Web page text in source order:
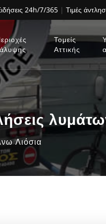
24h/7/365 | Τιμές
Τομείς
Αττικής
Λιόσια